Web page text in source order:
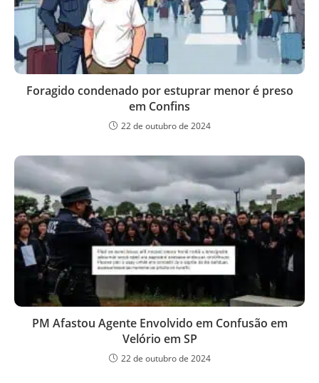
Foragido condenado por estuprar menor é preso
em Confins
22 de outubro de 2024
PM Afastou Agente Envolvido em Confusão em
Velório em SP
22 de outubro de 2024